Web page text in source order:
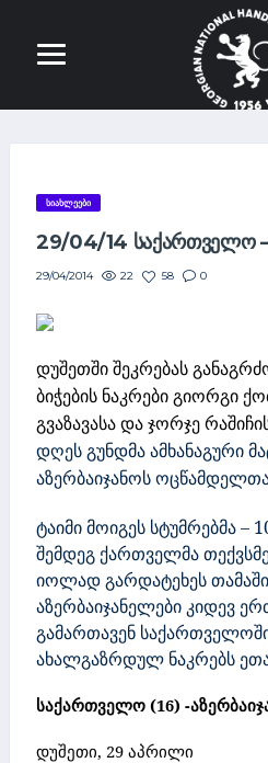
ᲡᲘᲐᲮᲚᲔᲔᲑᲘ
29/04/14 ᲡᲐᲥᲐᲠᲗᲕᲔᲚᲝ –
29/04/2014 22 58 0
დუშეთში შეკრებას
ბიჭების ნაკრები გიორგი
გვაზავასა და ჯორჯე
დღეს გუნდმა ამხანაგური
აზერბაიჯანოს
ტაიმი მოიგეს სტუმრებმა –
შემდეგ ქართველმა
იოლად გარდატეხეს
აზერბაიჯანელები კიდევ
გამართავენ
ახალგაზრდულ ნაკრებს
საქართველო (16) -
დუშეთი, 29 აპრილი